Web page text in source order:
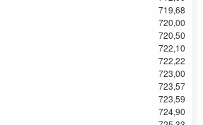
719,68
720,00
720,50
722,10
722,22
723,00
723,57
723,59
724,90